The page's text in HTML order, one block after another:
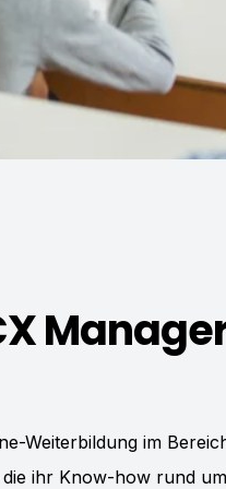
Weiterbildung im
ihr Know-how rund